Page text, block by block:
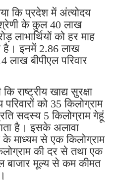
कि प्रदेश में अंत्योदय
के कुल 40 लाख
लाभार्थियों को हर माह
है। इनमें 2.86 लाख
लाख बीपीएल परिवार
राष्ट्रीय खाद्य सुरक्षा
को 35 किलोग्राम
सदस्य 5 किलोग्राम गेहूं
है। इसके अलावा
के माध्यम से एक किलोग्राम
की दर से तथा एक
बाजार मूल्य से कम कीमत